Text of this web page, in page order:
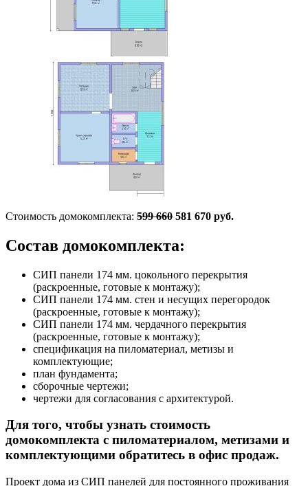
Стоимость домокомплекта: 599 660 581 670 руб.
Состав домокомплекта:
СИП панели 174 мм. цокольного перекрытия
(раскроенные, готовые к монтажу);
СИП панели 174 мм. стен и несущих перегородок
(раскроенные, готовые к монтажу);
СИП панели 174 мм. чердачного перекрытия
(раскроенные, готовые к монтажу);
спецификация на пиломатериал, метизы и
комплектующие;
план фундамента;
сборочные чертежи;
чертежи для согласования с архитектурой.
Для того, чтобы узнать стоимость
домокомплекта с пиломатериалом, метизами и
комплектующими обратитесь в офис продаж.
Проект дома из СИП панелей для постоянного проживания